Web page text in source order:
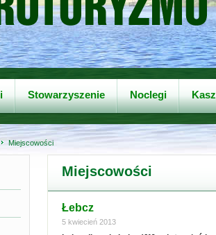
Stowarzyszenie Noclegi
Miejscowości
Miejscowości
Łebcz
5 kwiecień 2013